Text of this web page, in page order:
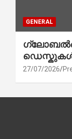
GENERAL
ഡെസ്കുകൾ
27/07/2026